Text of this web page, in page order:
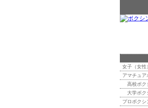
女子（女性
アマチュア
高校ボク
大学ボク
プロボクシ